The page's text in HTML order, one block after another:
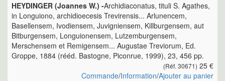
HEYDINGER (Joannes W.) -Archidiaconatus, tituli S. Agathes,
in Longuiono, archidioecesis Trevirensis... Arlunencem,
Basellensem, Ivodiensem, Juvigniensem, Killburgensem, aut
Bitburgensem, Longuionensem, Lutzemburgensem,
Merschensem et Remigensem... Augustae Treviorum, Ed.
Groppe, 1884 (rééd. Bastogne, Piconrue, 1999), 23, 456 pp.
(Réf. 30671) 25 €
Commande/Information/Ajouter au panier